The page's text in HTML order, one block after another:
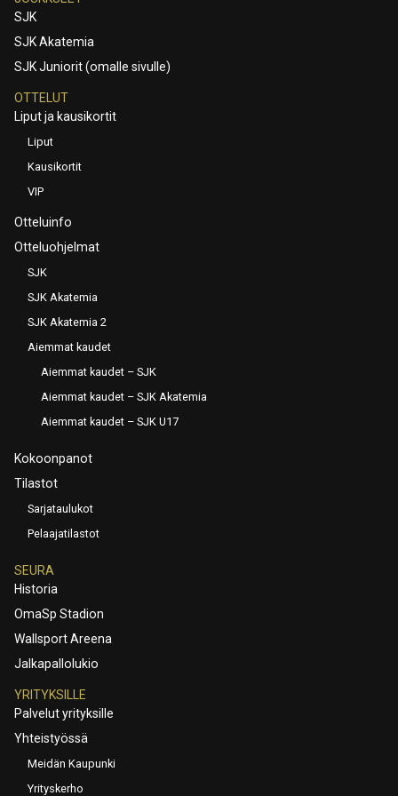
SJK
SJK Akatemia
SJK Juniorit (omalle sivulle)
OTTELUT
Liput ja kausikortit
Liput
Kausikortit
VIP
Otteluinfo
Otteluohjelmat
SJK
SJK Akatemia
SJK Akatemia 2
Aiemmat kaudet
Aiemmat kaudet – SJK
Aiemmat kaudet – SJK Akatemia
Aiemmat kaudet – SJK U17
Kokoonpanot
Tilastot
Sarjataulukot
Pelaajatilastot
SEURA
Historia
OmaSp Stadion
Wallsport Areena
Jalkapallolukio
YRITYKSILLE
Palvelut yrityksille
Yhteistyössä
Meidän Kaupunki
Yrityskerho